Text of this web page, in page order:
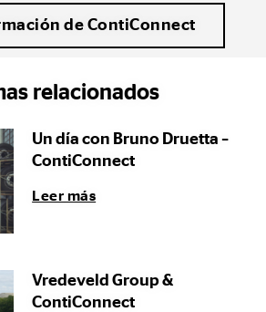
de ContiConnect
relacionados
Un día con Bruno Druetta –
ContiConnect
Leer más
Vredeveld Group &
ContiConnect